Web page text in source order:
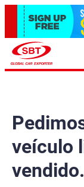
veículo
vendido.